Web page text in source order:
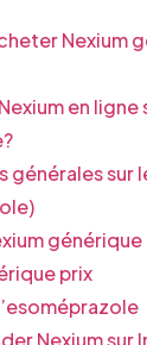
Nexium
en ligne
générales sur
générique
prix
Nexium sur